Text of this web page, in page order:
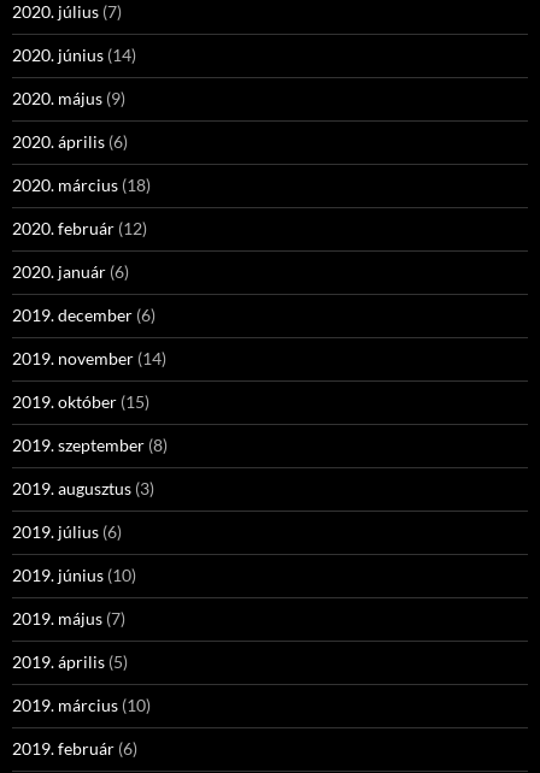
2020. július (7)
2020. június (14)
2020. május (9)
2020. április (6)
2020. március (18)
2020. február (12)
2020. január (6)
2019. december (6)
2019. november (14)
2019. október (15)
2019. szeptember (8)
2019. augusztus (3)
2019. július (6)
2019. június (10)
2019. május (7)
2019. április (5)
2019. március (10)
2019. február (6)